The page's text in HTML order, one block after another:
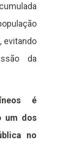
evitando
da
é
um dos
no